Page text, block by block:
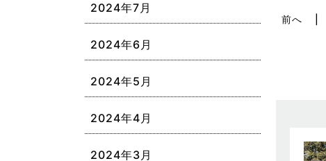
前へ
2024年7月
2024年6月
2024年5月
2024年4月
2024年3月